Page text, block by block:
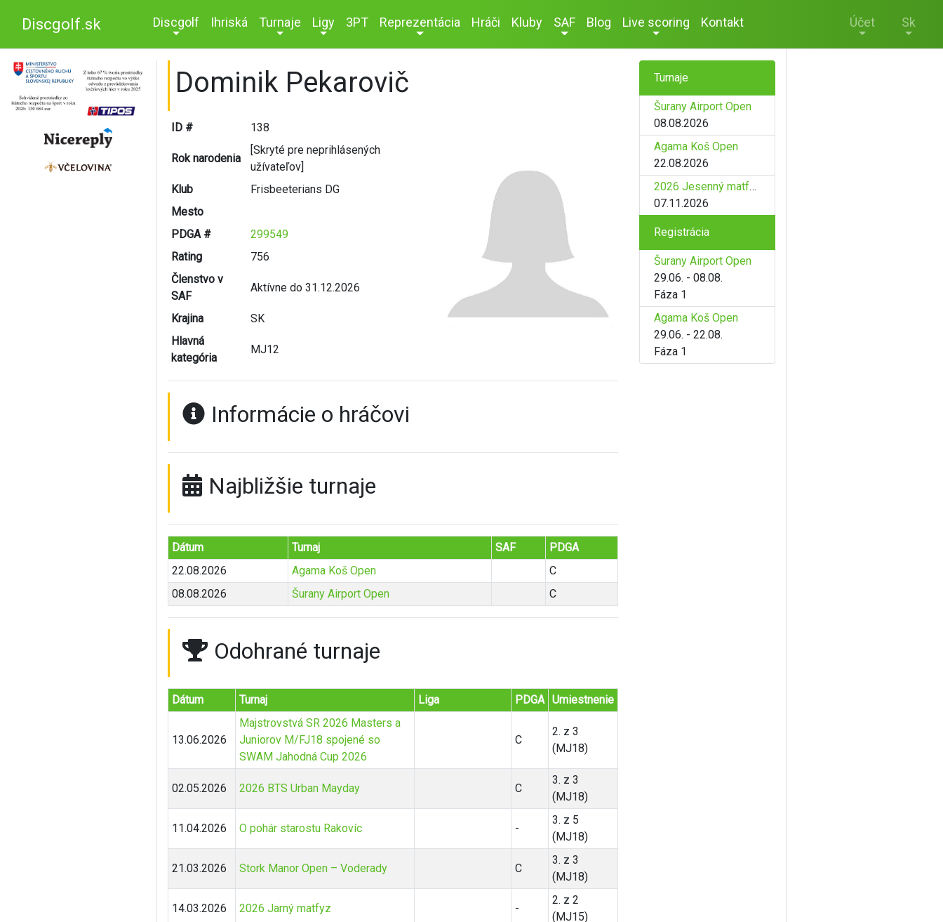
Discgolf.sk Discgolf Ihriská Turnaje Ligy 3PT Reprezentácia Hráči Kluby SAF Blog Live scoring Kontakt Účet Sk
Dominik Pekarovič
ID # 138
Rok narodenia
[Skryté pre neprihlásených
užívateľov]
Klub
Frisbeeterians DG
Mesto
PDGA #
299549
Rating
756
Členstvo v
SAF
Aktívne do 31.12.2026
Krajina
SK
Hlavná
kategória
MJ12
Informácie o hráčovi
Najbližšie turnaje
Dátum Turnaj SAF
PDGA
22.08.2026
Agama Koš Open
C
08.08.2026
Šurany Airport Open C
Odohrané turnaje
Dátum Turnaj Liga PDGA Umiestnenie
13.06.2026
Majstrovstvá SR 2026 Masters a
Juniorov M/FJ18 spojené so
SWAM Jahodná Cup 2026
C
2. z 3
(MJ18)
02.05.2026 2026 BTS Urban Mayday C
3. z 3
(MJ18)
11.04.2026 O pohár starostu Rakovíc -
3. z 5
(MJ18)
21.03.2026 Stork Manor Open – Voderady C
3. z 3
(MJ18)
14.03.2026 2026 Jarný matfyz -
2. z 2
(MJ15)
Turnaje
Šurany Airport Open
08.08.2026
Agama Koš Open
22.08.2026
2026 Jesenný matfyz
07.11.2026
Registrácia
Šurany Airport Open
29.06. - 08.08.
Fáza 1
Agama Koš Open
29.06. - 22.08.
Fáza 1